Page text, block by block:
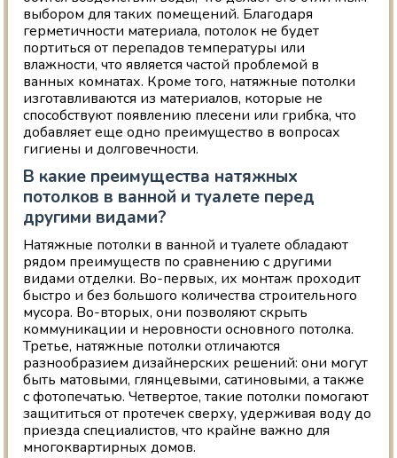
выбором для таких помещений. Благодаря
герметичности материала, потолок не будет
портиться от перепадов температуры или
влажности, что является частой проблемой в
ванных комнатах. Кроме того, натяжные потолки
изготавливаются из материалов, которые не
способствуют появлению плесени или грибка, что
добавляет еще одно преимущество в вопросах
гигиены и долговечности.
В какие преимущества натяжных
потолков в ванной и туалете перед
другими видами?
Натяжные потолки в ванной и туалете обладают
рядом преимуществ по сравнению с другими
видами отделки. Во-первых, их монтаж проходит
быстро и без большого количества строительного
мусора. Во-вторых, они позволяют скрыть
коммуникации и неровности основного потолка.
Третье, натяжные потолки отличаются
разнообразием дизайнерских решений: они могут
быть матовыми, глянцевыми, сатиновыми, а также
с фотопечатью. Четвертое, такие потолки помогают
защититься от протечек сверху, удерживая воду до
приезда специалистов, что крайне важно для
многоквартирных домов.